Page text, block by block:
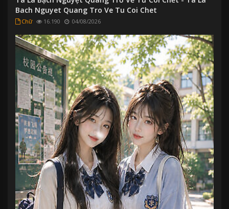
Bach Nguyet Quang Tro Ve Tu Coi Chet
Chữ 16.190 04/08/2026